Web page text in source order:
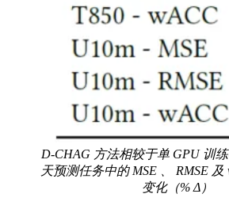
D-CHAG 方法相较于单 GPU 训
天预测任务中的 MSE 、 RMSE
变化（% Δ）